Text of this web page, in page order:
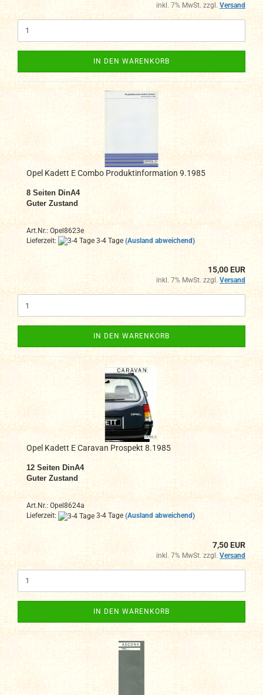
inkl. 7% MwSt. zzgl. Versand
IN DEN WARENKORB
Opel Kadett E Combo Produktinformation 9.1985
8 Seiten DinA4
Guter Zustand
Art.Nr.: Opel8623e
Lieferzeit:
3-4 Tage (Ausland abweichend)
15,00 EUR
inkl. 7% MwSt. zzgl. Versand
IN DEN WARENKORB
Opel Kadett E Caravan Prospekt 8.1985
12 Seiten DinA4
Guter Zustand
Art.Nr.: Opel8624a
Lieferzeit:
3-4 Tage (Ausland abweichend)
7,50 EUR
inkl. 7% MwSt. zzgl. Versand
IN DEN WARENKORB